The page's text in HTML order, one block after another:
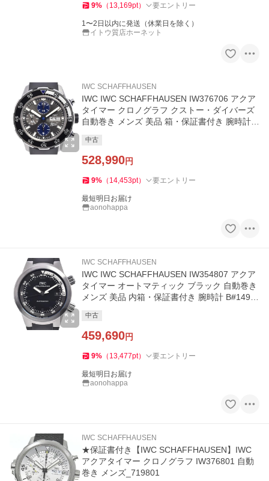
9% （ 13,169pt） 要エントリー
1〜2日以内に発送（休業日を除く）
イトウ質店ホーネット
IWC SCHAFFHAUSEN
IWC IWC SCHAFFHAUSEN IW376706 アクア
タイマー クロノグラフ クストー・ダイバーズ
自動巻き メンズ 美品 箱・保証書付き 腕時計 B
中古
528,990円
9% （ 14,453pt） 要エントリー
最短明日お届け
aonohappa
IWC SCHAFFHAUSEN
IWC IWC SCHAFFHAUSEN IW354807 アクア
タイマー オートマティック ブラック 自動巻き
メンズ 美品 内箱・保証書付き 腕時計 B#1494
中古
459,690円
9% （ 13,477pt） 要エントリー
最短明日お届け
aonohappa
IWC SCHAFFHAUSEN
★保証書付き【IWC SCHAFFHAUSEN】IWC
アクアタイマー クロノグラフ IW376801 自動
巻き メンズ_719801